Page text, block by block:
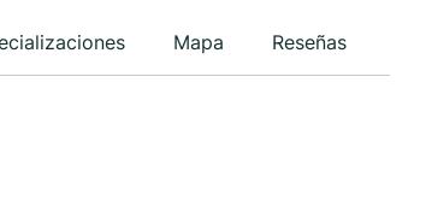
Mapa Reseñas